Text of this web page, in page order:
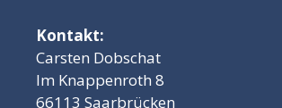
Kontakt:
Carsten Dobschat
Im Knappenroth 8
66113 Saarbrücken